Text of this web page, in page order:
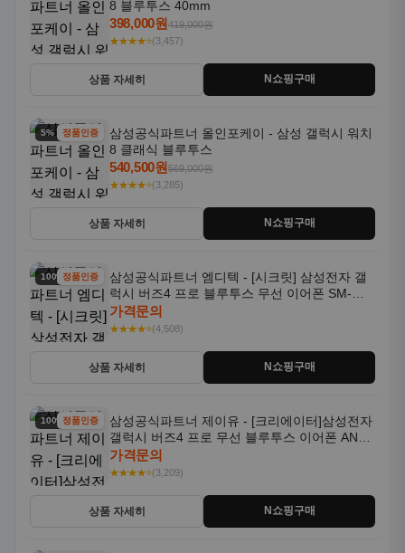
8 블루투스 40mm
398,000원419,000원
★★★★⭐(3,457)
상품 자세히 N쇼핑구매
5% 할인정품인증
삼성공식파트너 올인포케이 - 삼성 갤럭시 워치
8 클래식 블루투스
540,500원569,000원
★★★★⭐(3,285)
상품 자세히 N쇼핑구매
100% 할인
정품인증
삼성공식파트너 엠디텍 - [시크릿] 삼성전자 갤
럭시 버즈4 프로 블루투스 무선 이어폰 SM-
R640N
가격문의
★★★★⭐(4,508)
상품 자세히 N쇼핑구매
100% 할인
정품인증
삼성공식파트너 제이유 - [크리에이터]삼성전자
갤럭시 버즈4 프로 무선 블루투스 이어폰 ANC
SM-R640N
가격문의
★★★★⭐(3,209)
상품 자세히 N쇼핑구매